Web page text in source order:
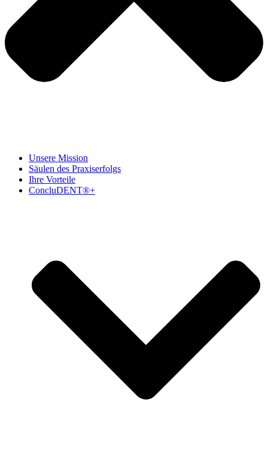
Unsere Mission
Säulen des Praxiserfolgs
Ihre Vorteile
ConcluDENT®+